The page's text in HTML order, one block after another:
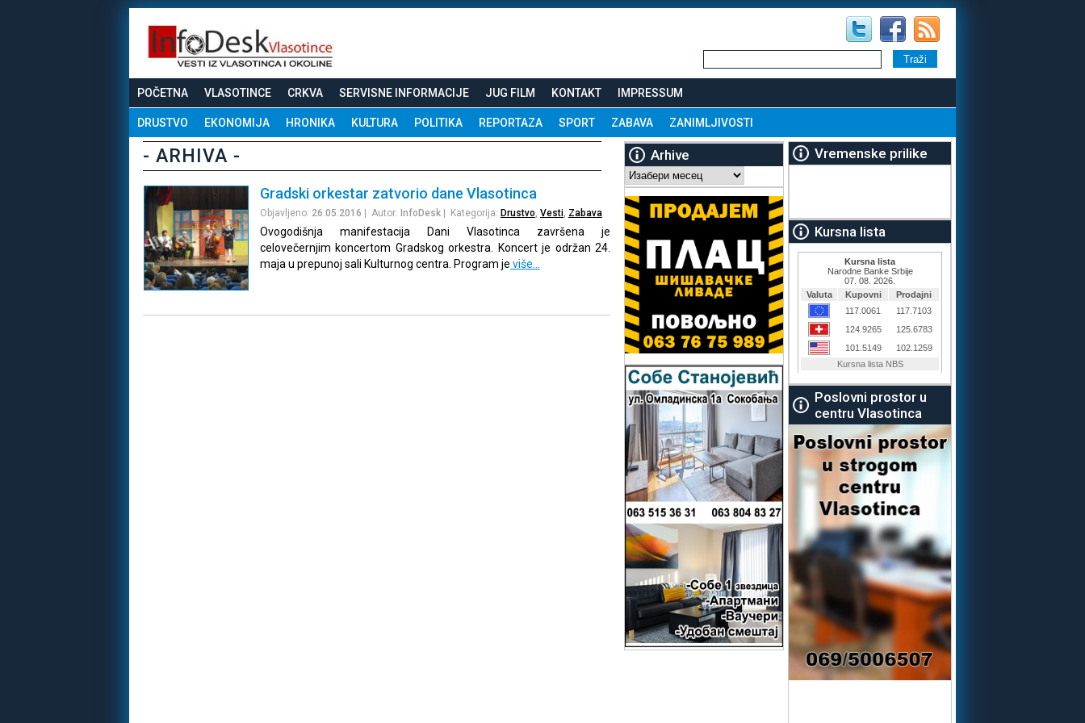
POČETNA VLASOTINCE CRKVA SERVISNE INFORMACIJE JUG FILM KONTAKT IMPRESSUM
DRUSTVO EKONOMIJA HRONIKA KULTURA POLITIKA REPORTAZA SPORT ZABAVA ZANIMLJIVOSTI
- ARHIVA -
Gradski orkestar zatvorio dane Vlasotinca
Objavljeno: 26.05.2016 | Autor: InfoDesk| Kategorija: Drustvo Vesti, Zabava
Ovogodišnja manifestacija Dani Vlasotinca završena je
celovečernjim koncertom Gradskog orkestra. Koncert je održan 24.
maja u prepunoj sali Kulturnog centra. Program je više…
Arhive
Arhive
Vremenske prilike
Kursna lista
Poslovni prostor u
centru Vlasotinca